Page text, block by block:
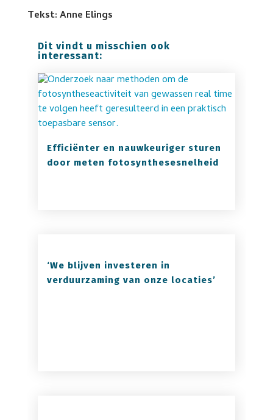
Tekst: Anne Elings
Dit vindt u misschien ook
interessant:
Efficiënter en nauwkeuriger sturen
door meten fotosynthesesnelheid
‘We blijven investeren in
verduurzaming van onze locaties’